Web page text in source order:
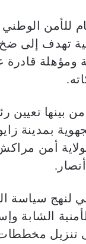
للأمن
تهدف إلى
ومؤهلة قادرة
للمسؤولية، من
بمدينة
أمن
لنهج سياسة
الشابة
تنزيل